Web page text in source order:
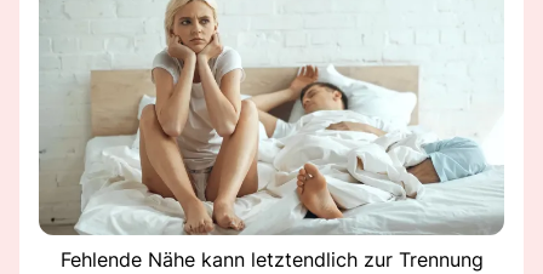
Fehlende Nähe kann letztendlich zur Trennung